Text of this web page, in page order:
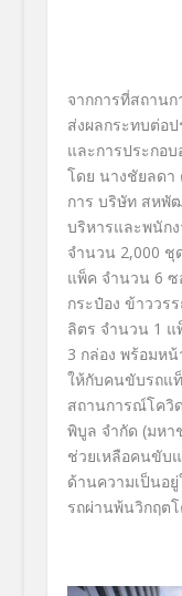
จากการที่สถาน
ส่งผลกระทบต่อ
และการประกอ
โดย นางชัยลดา
การ บริษัท สหพั
บริหารและพนัก
จำนวน 2,000 ชุ
แพ็ค จำนวน 6 ซ
กระป๋อง ข้าววร
ลิตร จำนวน 1 แ
3 กล่อง พร้อมห
ให้กับคนขับรถแ
สถานการณ์โควิด
พิบูล จำกัด (มหา
ช่วยเหลือคนขับ
ด้านความเป็นอ
รถผ่านพ้นวิกฤต